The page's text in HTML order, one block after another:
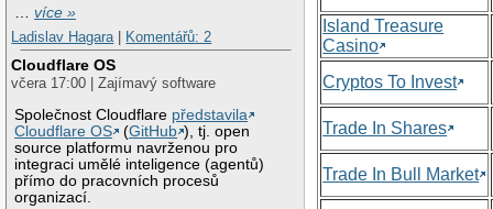
…více »
Ladislav Hagara
Komentářů: 2
Cloudflare OS
včera 17:00 | Zajímavý software
Společnost Cloudflare představila
Cloudflare OS
(GitHub ), tj. open
source platformu navrženou pro
integraci umělé inteligence (agentů)
přímo do pracovních procesů
organizací.
Island Treasure
Casino
Cryptos To Invest
Trade In Shares
Trade In Bull Market